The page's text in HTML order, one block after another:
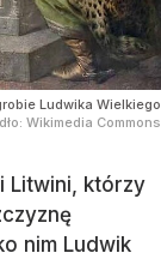
Ludwika Wielkiego
Wikimedia Commons
Litwini, którzy
nim Ludwik